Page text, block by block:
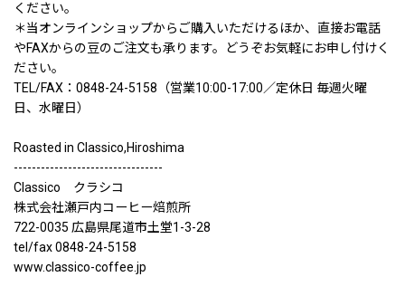
ください。
＊当オンラインショップからご購入いただけるほか、直接お電話
やFAXからの豆のご注文も承ります。どうぞお気軽にお申し付けく
ださい。
TEL/FAX：0848-24-5158（営業10:00-17:00／定休日 毎週火曜
日、水曜日）
Roasted in Classico,Hiroshima
---------------------------------
Classico クラシコ
株式会社瀬戸内コーヒー焙煎所
722-0035 広島県尾道市土堂1-3-28
tel/fax 0848-24-5158
www.classico-coffee.jp